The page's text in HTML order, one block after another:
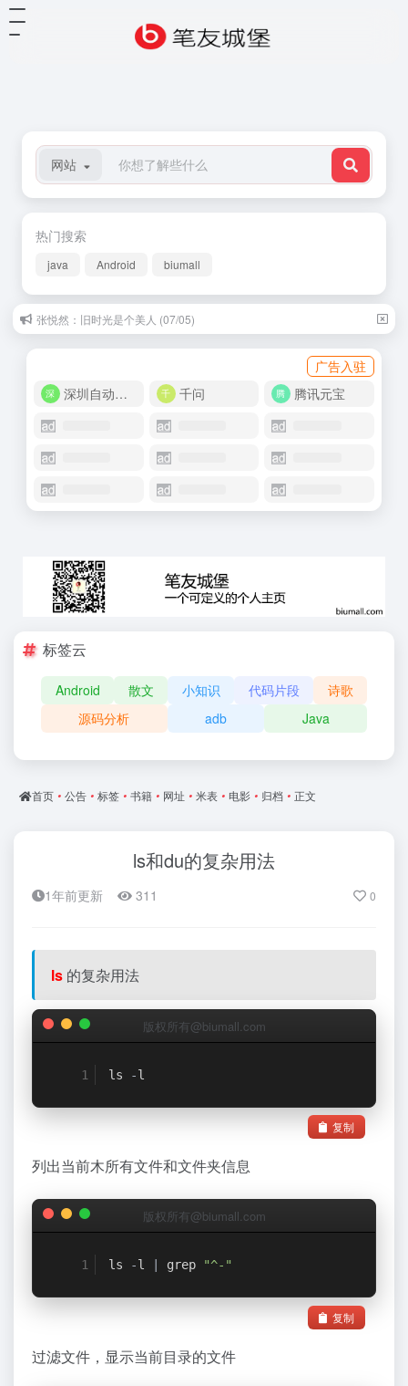
网站
热门搜索
java Android biumall
张悦然：旧时光是个美人 (07/05)
乔叶：曾经这样爱过你 (09/12)
广告入驻
深圳自动化商城
千问 腾讯元宝
标签云
Android 散文 小知识 代码片段
诗歌
源码分析
adb Java
首页 • 公告 • 标签 • 书籍 • 网址 • 米表 • 电影 • 归档 • 正文
ls和du的复杂用法
1年前更新 311 0
ls的复杂用法
版权所有@biumall.com
ls -l
复制
列出当前木所有文件和文件夹信息
版权所有@biumall.com
ls -l grep "^-"
复制
过滤文件，显示当前目录的文件